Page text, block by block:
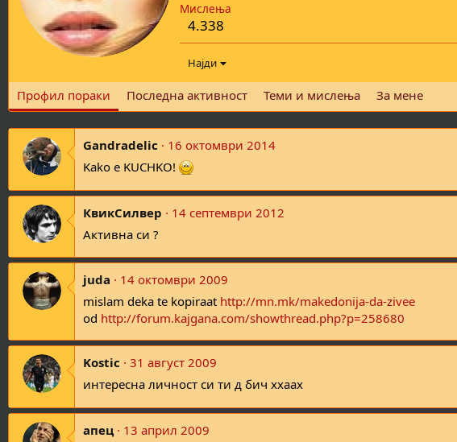
Мислења
4.338
Најди
Профил пораки Последна активност Теми и мислења За мене
Gandradelic
16 октомври 2014
Kako e KUCHKO!
КвикСилвер
14 септември 2012
Активна си ?
juda
14 октомври 2009
mislam deka te kopiraat http://mn.mk/makedonija-da-zivee
od http://forum.kajgana.com/showthread.php?p=258680
Kostic
31 август 2009
интересна личност си ти д бич ххаах
апец
13 април 2009